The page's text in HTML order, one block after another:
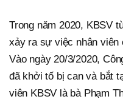
Trong năm 2020, KBSV
xảy ra sự việc nhân viên
Vào ngày 20/3/2020,
đã khởi tố bị can và bắt
viên KBSV là bà Phạm